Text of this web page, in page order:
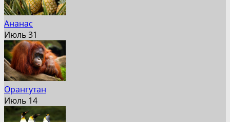
Ананас
Июль 31
Орангутан
Июль 14